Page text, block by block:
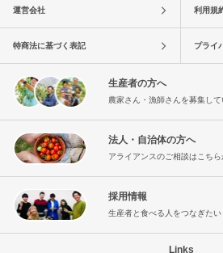
運営会社 利用規
特商法に基づく表記 プライ
生産者の方へ
農家さん・漁師さんを募集して
法人・自治体の方へ
アライアンスのご相談はこちら
採用情報
生産者と食べる人をつなぎたい
Links